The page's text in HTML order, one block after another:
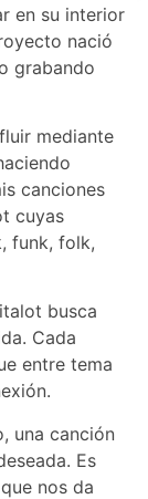
en su interior
nació
grabando
mediante
canciones
cuyas
funk, folk,
busca
Cada
entre tema
una canción
Es
nos da